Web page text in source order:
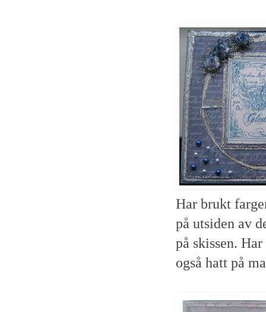
Har brukt
på utsiden av
på skissen.
også hatt på